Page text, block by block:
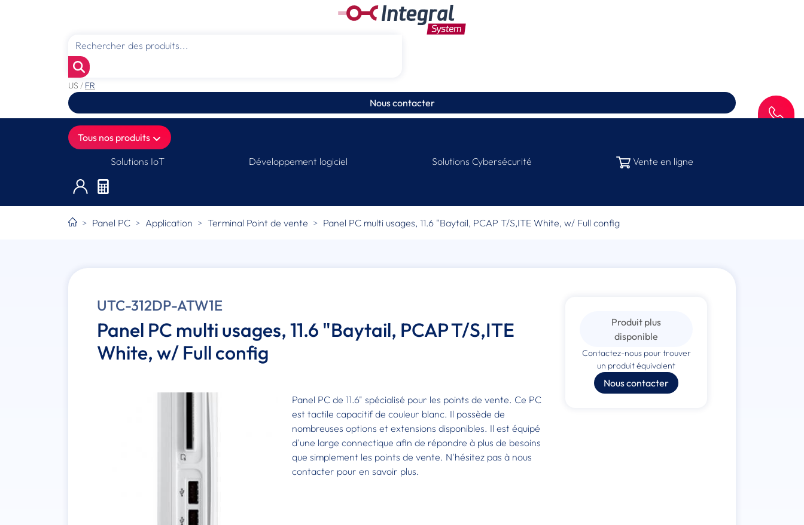
US / FR
Nous contacter
Tous nos produits
Solutions IoT Développement logiciel Solutions Cybersécurité Vente en ligne
Panel PC Application Terminal Point de vente Panel PC multi usages, 11.6 "Baytail, PCAP T/S,ITE White, w/ Full config
UTC-312DP-ATW1E
Panel PC multi usages, 11.6 "Baytail, PCAP T/S,ITE
White, w/ Full config
Panel PC de 11.6" spécialisé pour les points de vente. Ce PC
est tactile capacitif de couleur blanc. Il possède de
nombreuses options et extensions disponibles. Il est équipé
d'une large connectique afin de répondre à plus de besoins
que simplement les points de vente. N'hésitez pas à nous
contacter pour en savoir plus.
Produit plus
disponible
Contactez-nous pour trouver
un produit équivalent
Nous contacter